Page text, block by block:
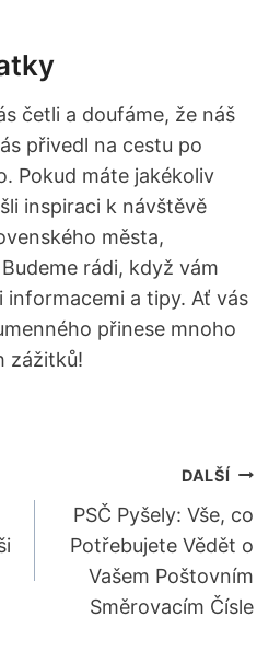
četli a doufáme, že náš
přivedl na cestu po
Pokud máte jakékoliv‌
inspiraci k návštěvě
‌města,
rádi, když vám
informacemi ⁢a tipy. Ať vás
přinese mnoho⁤
zážitků!
DALŠÍ
PSČ Pyšely: Vše, co
Potřebujete Vědět o
Vašem Poštovním
Směrovacím Čísle